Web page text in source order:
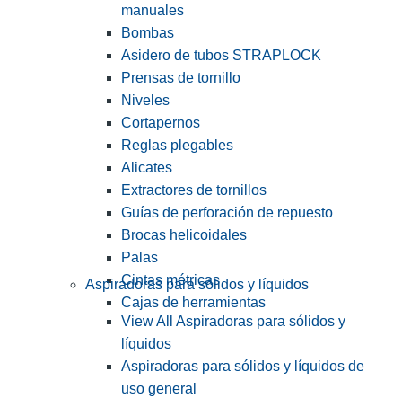
manuales
Bombas
Asidero de tubos STRAPLOCK
Prensas de tornillo
Niveles
Cortapernos
Reglas plegables
Alicates
Extractores de tornillos
Guías de perforación de repuesto
Brocas helicoidales
Palas
Cintas métricas
Cajas de herramientas
Aspiradoras para sólidos y líquidos
View All Aspiradoras para sólidos y
líquidos
Aspiradoras para sólidos y líquidos de
uso general